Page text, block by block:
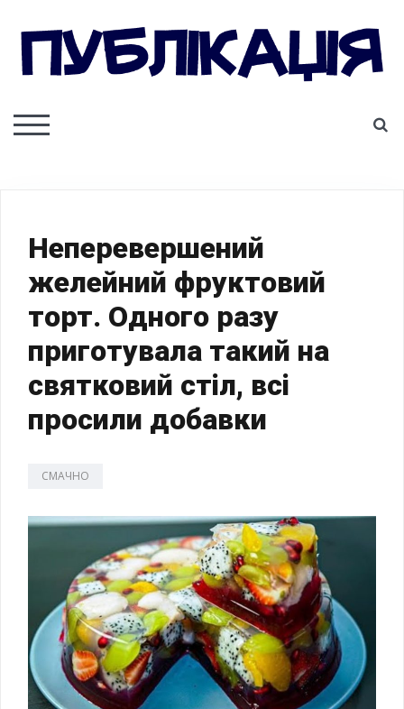
content
ПУБЛІКАЦІЯ
TOGGLE MOBILE MENU
Неперевершений
желейний фруктовий
торт. Одного разу
приготувала такий на
святковий стіл, всі
просили добавки
СМАЧНО